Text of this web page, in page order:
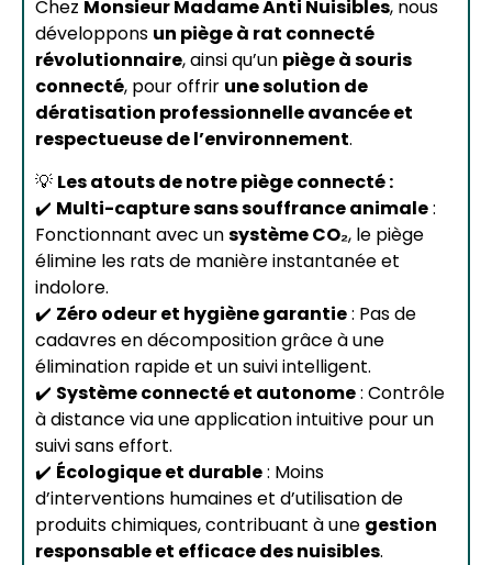
Chez Monsieur Madame Anti Nuisibles, nous
développons un piège à rat connecté
révolutionnaire, ainsi qu’un piège à souris
connecté, pour offrir une solution de
dératisation professionnelle avancée et
respectueuse de l’environnement.
💡 Les atouts de notre piège connecté :
✔️ Multi-capture sans souffrance animale:
Fonctionnant avec unsystème CO₂, le piège
élimine les rats de manière instantanée et
indolore.
✔️ Zéro odeur et hygiène garantie: Pas de
cadavres en décomposition grâce à une
élimination rapide et un suivi intelligent.
✔️ Système connecté et autonome: Contrôle
à distance via une application intuitive pour un
suivi sans effort.
✔️ Écologique et durable: Moins
d’interventions humaines et d’utilisation de
produits chimiques, contribuant à une gestion
responsable et efficace des nuisibles.